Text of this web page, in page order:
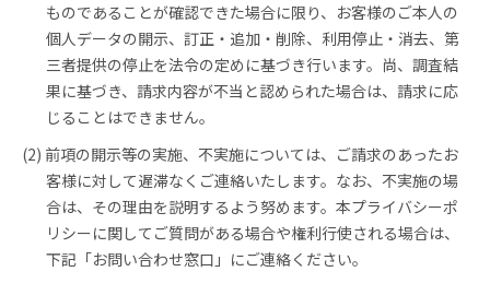
ものであることが確認できた場合に限り、お客様のご本人の
個人データの開示、訂正・追加・削除、利用停止・消去、第
三者提供の停止を法令の定めに基づき行います。尚、調査結
果に基づき、請求内容が不当と認められた場合は、請求に応
じることはできません。
(2) 前項の開示等の実施、不実施については、ご請求のあったお
客様に対して遅滞なくご連絡いたします。なお、不実施の場
合は、その理由を説明するよう努めます。本プライバシーポ
リシーに関してご質問がある場合や権利行使される場合は、
下記「お問い合わせ窓口」にご連絡ください。